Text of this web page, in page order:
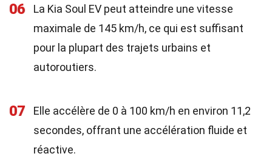
06
La Kia Soul EV peut atteindre une vitesse
maximale de 145 km/h, ce qui est suffisant
pour la plupart des trajets urbains et
autoroutiers.
07
Elle accélère de 0 à 100 km/h en environ 11,2
secondes, offrant une accélération fluide et
réactive.